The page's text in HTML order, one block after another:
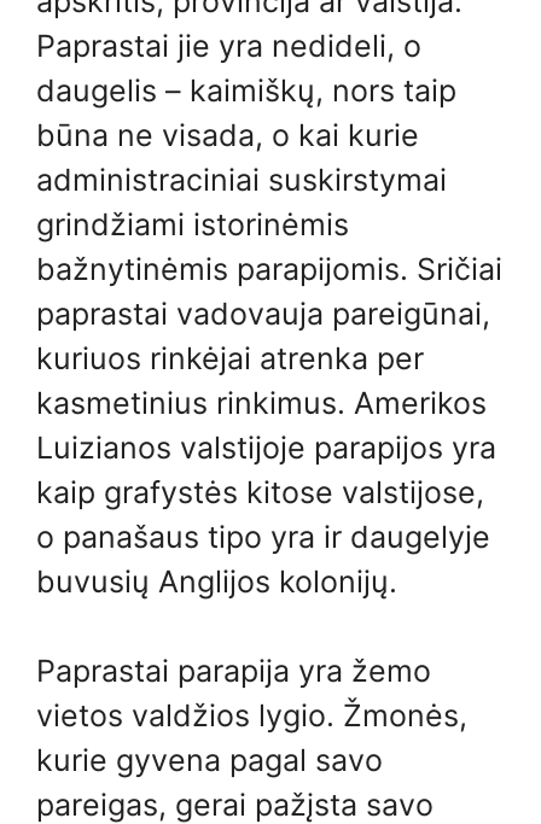
Paprastai jie yra nedideli, o
daugelis – kaimiškų, nors taip
būna ne visada, o kai kurie
administraciniai suskirstymai
grindžiami istorinėmis
bažnytinėmis parapijomis. Sričiai
paprastai vadovauja pareigūnai,
kuriuos rinkėjai atrenka per
kasmetinius rinkimus. Amerikos
Luizianos valstijoje parapijos yra
kaip grafystės kitose valstijose,
o panašaus tipo yra ir daugelyje
buvusių Anglijos kolonijų.
Paprastai parapija yra žemo
vietos valdžios lygio. Žmonės,
kurie gyvena pagal savo
pareigas, gerai pažįsta savo